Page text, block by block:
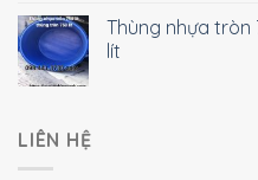
Thùng nhựa tròn
lít
LIÊN HỆ